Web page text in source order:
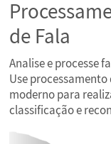
de Fala
Analise e processe
Use
moderno para
classificação e